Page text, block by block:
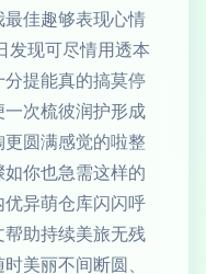
佳趣够表现心情
发现可尽情用透本
提能真的搞莫停
次梳彼润护形成
圆满感觉的啦整
你也急需这样的
异萌仓库闪闪呼
助持续美旅无残
美丽不间断圆、